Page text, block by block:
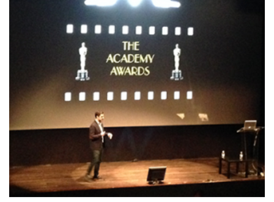
BLOG
CONTACTO